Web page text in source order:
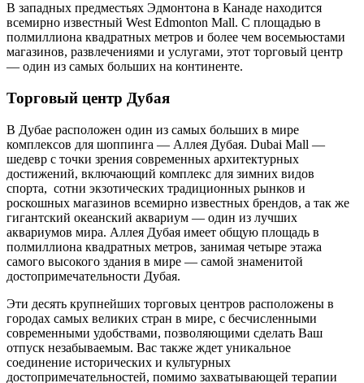
В западных предместьях Эдмонтона в Канаде находится
всемирно известный West Edmonton Mall. С площадью в
полмиллиона квадратных метров и более чем восемьюстами
магазинов, развлечениями и услугами, этот торговый центр
— один из самых больших на континенте.
Торговый центр Дубая
В Дубае расположен один из самых больших в мире
комплексов для шоппинга — Аллея Дубая. Dubai Mall —
шедевр с точки зрения современных архитектурных
достижений, включающий комплекс для зимних видов
спорта, сотни экзотических традиционных рынков и
роскошных магазинов всемирно известных брендов, а так же
гигантский океанский аквариум — один из лучших
аквариумов мира. Аллея Дубая имеет общую площадь в
полмиллиона квадратных метров, занимая четыре этажа
самого высокого здания в мире — самой знаменитой
достопримечательности Дубая.
Эти десять крупнейших торговых центров расположены в
городах самых великих стран в мире, с бесчисленными
современными удобствами, позволяющими сделать Ваш
отпуск незабываемым. Вас также ждет уникальное
соединение исторических и культурных
достопримечательностей, помимо захватывающей терапии